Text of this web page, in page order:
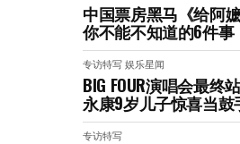
中国票房黑马《给阿
你不能不知道的6件事
专访特写 娱乐星闻
BIG FOUR演唱会最终
永康9岁儿子惊喜当鼓
专访特写